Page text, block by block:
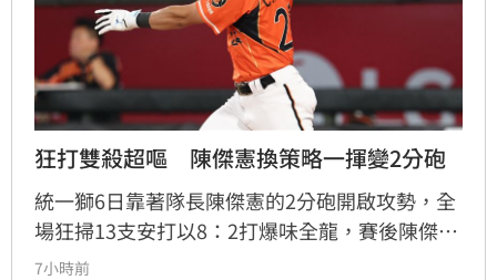
狂打雙殺超嘔　陳傑憲換策略一揮變2分砲
統一獅6日靠著隊長陳傑憲的2分砲開啟攻勢，全
場狂掃13支安打以8：2打爆味全龍，賽後陳傑憲
透露因為上週末自己擊出太多雙殺，當時上場只
7小時前